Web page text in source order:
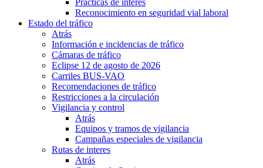
Prácticas de interés
Reconocimiento en seguridad vial laboral
Estado del tráfico
Atrás
Información e incidencias de tráfico
Cámaras de tráfico
Eclipse 12 de agosto de 2026
Carriles BUS-VAO
Recomendaciones de tráfico
Restricciones a la circulación
Vigilancia y control
Atrás
Equipos y tramos de vigilancia
Campañas especiales de vigilancia
Rutas de interes
Atrás